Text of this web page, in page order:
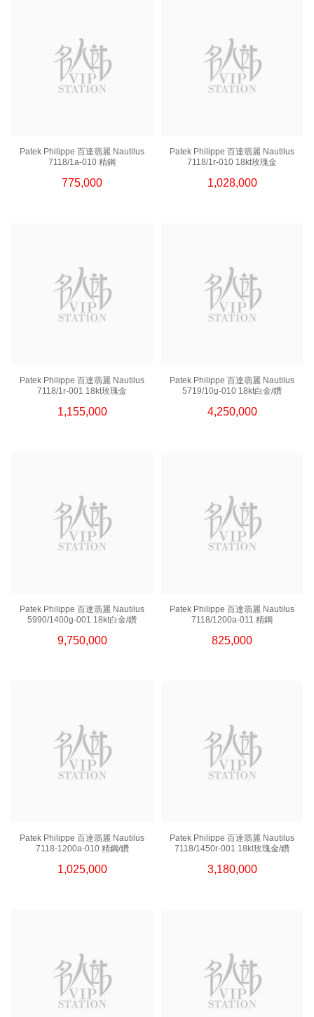
Patek Philippe 百達翡麗 Nautilus
7118/1a-010 精鋼
775,000
Patek Philippe 百達翡麗 Nautilus
7118/1r-010 18kt玫瑰金
1,028,000
Patek Philippe 百達翡麗 Nautilus
7118/1r-001 18kt玫瑰金
1,155,000
Patek Philippe 百達翡麗 Nautilus
5719/10g-010 18kt白金/鑽
4,250,000
Patek Philippe 百達翡麗 Nautilus
5990/1400g-001 18kt白金/鑽
9,750,000
Patek Philippe 百達翡麗 Nautilus
7118/1200a-011 精鋼
825,000
Patek Philippe 百達翡麗 Nautilus
7118-1200a-010 精鋼/鑽
1,025,000
Patek Philippe 百達翡麗 Nautilus
7118/1450r-001 18kt玫瑰金/鑽
3,180,000